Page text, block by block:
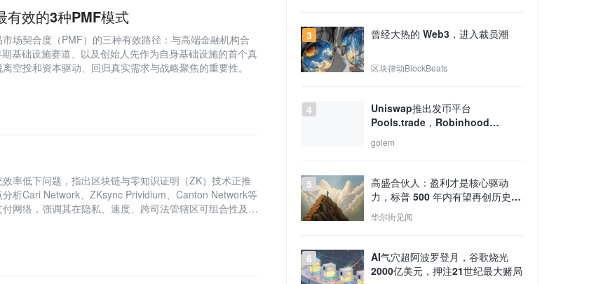
有效的3种PMF模式
场契合度（PMF）的三种有效路径：与高端金融机构合
基础设施赛道、以及创始人先作为自身基础设施的首个真
空投和资本驱动、回归真实需求与战略聚焦的重要性。
率低下问题，指出区块链与零知识证明（ZK）技术正推
析Cari Network、ZKsync Prividium、Canton Network等
网络，强调其在隐私、速度、跨司法管辖区可组合性及
3 曾经大热的 Web3，进入裁员潮
区块律动BlockBeats
4
Uniswap推出发币平台
Pools.trade，Robinhood
Launchpad生态重新洗牌？
golem
5
高盛合伙人：盈利才是核心驱动
力，标普 500 年内有望再创历史新
高
华尔街见闻
6
AI气穴超阿波罗登月，谷歌烧光
2000亿美元，押注21世纪最大赌局